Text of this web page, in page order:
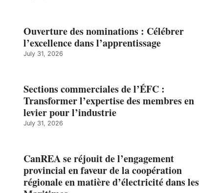
Ouverture des nominations : Célébrer
l’excellence dans l’apprentissage
July 31, 2026
Sections commerciales de l’ÉFC :
Transformer l’expertise des membres en
levier pour l’industrie
July 31, 2026
CanREA se réjouit de l’engagement
provincial en faveur de la coopération
régionale en matière d’électricité dans les